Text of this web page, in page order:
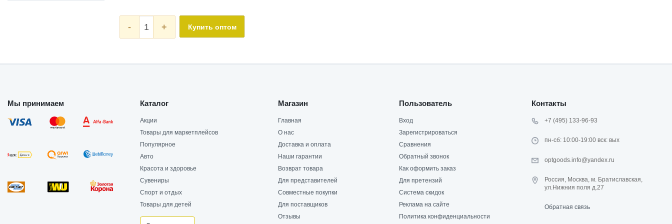
- + Купить оптом
Мы принимаем Каталог
Акции
Товары для маркетплейсов
Популярное
Авто
Красота и здоровье
Сувениры
Спорт и отдых
Товары для детей
Магазин
Главная
О нас
Доставка и оплата
Наши гарантии
Возврат товара
Для представителей
Совместные покупки
Для поставщиков
Отзывы
Пользователь
Вход
Зарегистрироваться
Сравнения
Обратный звонок
Как оформить заказ
Для претензий
Система скидок
Реклама на сайте
Политика конфиденциальности
Контакты
+7 (495) 133-96-93
пн-сб: 10:00-19:00 вск: вых
optgoods.info@yandex.ru
Россия, Москва, м. Братиславская,
ул.Нижния поля д.27
Обратная связь